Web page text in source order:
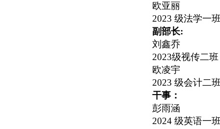
欧亚丽
2023 级法学一
副部长:
刘鑫乔
2023级视传二班
欧凌宇
2023 级会计二
干事：
彭雨涵
2024 级英语一